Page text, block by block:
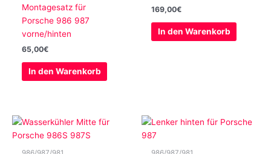
Montagesatz für
Porsche 986 987
vorne/hinten
65,00€
In den Warenkorb
169,00€
In den Warenkorb